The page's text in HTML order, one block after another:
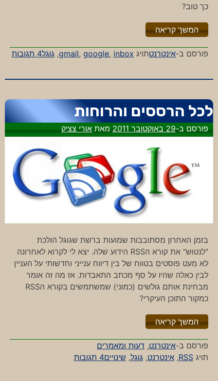
כך טוב?
המשך קריאה"%s"
פורסם ב-אינטרנטתויג gmail, google, inbox
, גוגל4 תגובות
על
לכל הרססים והרוחות
פורסם ב-29 באוקטובר 2011 מאתאורי צציק
בזמן האחרון מסתובבות שמועות ברשת שגוגל הולכת
"לנטוש" את קורא הRSS הידוע שלה. יצא לי לקרוא לאחרונה
לא מעט פוסטים בטווח של בין דיווח ענייני וחדשותי על העניין
לבין כאלה שהיו על סף מכתב התאבדות. אז מה זה אומר
מבחינת אותם גולשים (כמוני) שמשתמשים בקורא הRSS
כמקור התוכן העיקרי?
המשך קריאה"%s"
פורסם ב-אינטרנט, דעות ומאמרים
תויג RSS
, אינטרנט, גוגל, שינויים4 תגובות
על